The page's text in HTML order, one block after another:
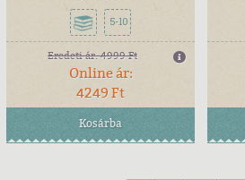
5-10
Eredeti ár:4999 Ft
Online ár:
4249 Ft
Kosárba